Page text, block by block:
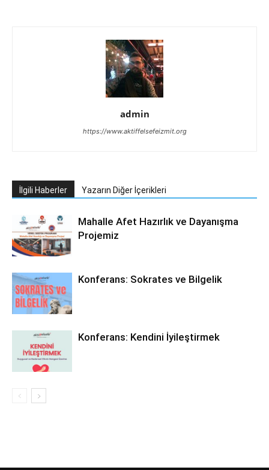
admin
https://www.aktiffelsefeizmit.org
İlgili Haberler Yazarın Diğer İçerikleri
Mahalle Afet Hazırlık ve Dayanışma
Projemiz
Konferans: Sokrates ve Bilgelik
Konferans: Kendini İyileştirmek